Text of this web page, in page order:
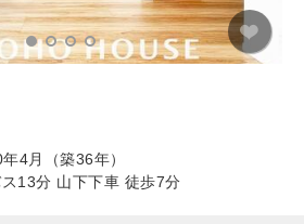
4月（築36年）
13分 山下下車 徒歩7分